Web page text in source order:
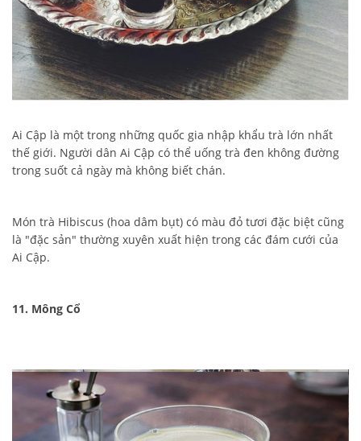
Ai Cập là một trong những quốc gia nhập khẩu trà lớn nhất
thế giới. Người dân Ai Cập có thể uống trà đen không đường
trong suốt cả ngày mà không biết chán.
Món trà Hibiscus (hoa dâm bụt) có màu đỏ tươi đặc biệt cũng
là "đặc sản" thường xuyên xuất hiện trong các đám cưới của
Ai Cập.
11. Mông Cổ